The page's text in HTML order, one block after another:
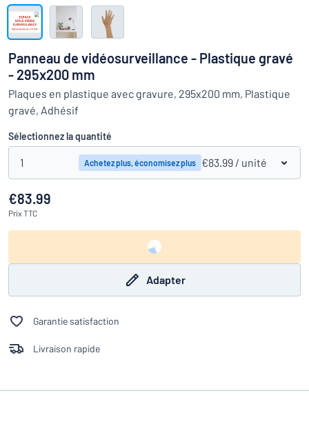
parvenez pas à trouver ce que vous cherchez ?
travail
Montrer toutes les catégories
Demande
devis
Se
connecter
Service
clients
Particulier / Entreprise
Panneau de vidéosurveillance - Plastique gravé
- 295x200 mm
Plaques en plastique avec gravure, 295x200 mm, Plastique
gravé, Adhésif
Sélectionnez la quantité
1 Achetez plus, économisez plus €83.99 / unité
€83.99
PrixTTC
Adapter
Garantie satisfaction
Livraison rapide